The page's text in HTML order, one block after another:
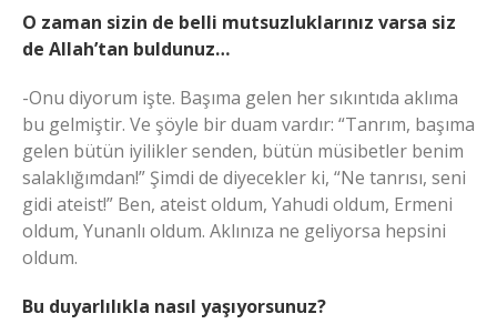
O zaman sizin de belli mutsuzluklarınız varsa siz
de Allah’tan buldunuz…
-Onu diyorum işte. Başıma gelen her sıkıntıda aklıma
bu gelmiştir. Ve şöyle bir duam vardır: “Tanrım, başıma
gelen bütün iyilikler senden, bütün müsibetler benim
salaklığımdan!” Şimdi de diyecekler ki, “Ne tanrısı, seni
gidi ateist!” Ben, ateist oldum, Yahudi oldum, Ermeni
oldum, Yunanlı oldum. Aklınıza ne geliyorsa hepsini
oldum.
Bu duyarlılıkla nasıl yaşıyorsunuz?